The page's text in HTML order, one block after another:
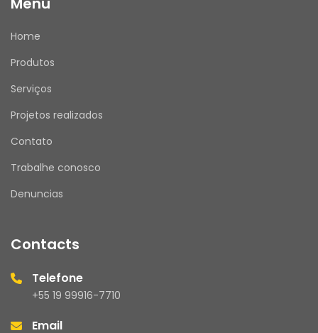
Home
Produtos
Serviços
Projetos realizados
Contato
Trabalhe conosco
Denuncias
Contacts
Telefone
+55 19 99916-7710
Email